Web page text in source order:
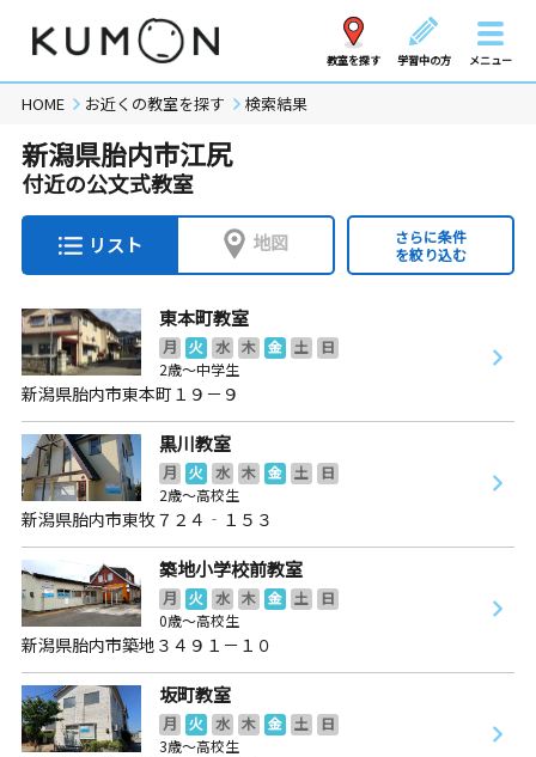
教室を探す 学習中の方 メニュー
HOME お近くの教室を探す 検索結果
新潟県胎内市江尻
付近の公文式教室
リスト 地図
さらに条件
を絞り込む
東本町教室
月 火 水 木 金 土
日
2歳～中学生
新潟県胎内市東本町１９－９
黒川教室
月 火 水 木 金 土
日
2歳～高校生
新潟県胎内市東牧７２４‐１５３
築地小学校前教室
月 火 水 木 金 土
日
0歳～高校生
新潟県胎内市築地３４９１－１０
坂町教室
月 火 水 木 金 土
日
3歳～高校生